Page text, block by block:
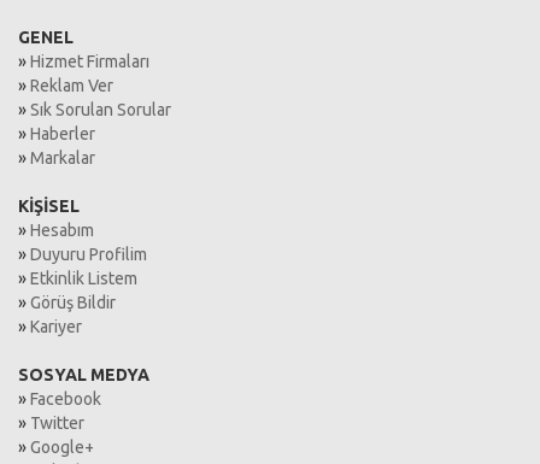
GENEL
»Hizmet Firmaları
»Reklam Ver
»Sık Sorulan Sorular
»Haberler
»Markalar
KİŞİSEL
»Hesabım
»Duyuru Profilim
»Etkinlik Listem
»Görüş Bildir
»Kariyer
SOSYAL MEDYA
»Facebook
» Twitter
»Google+